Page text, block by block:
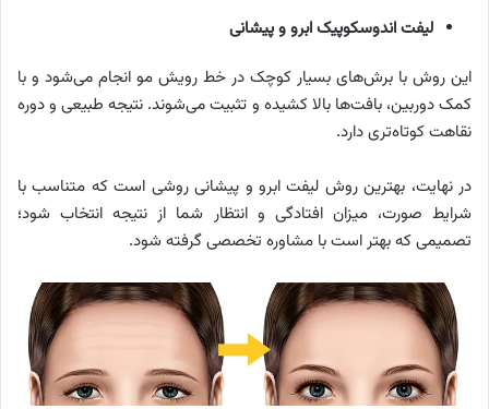
لیفت اندوسکوپیک ابرو و پیشانی
این روش با برش‌های بسیار کوچک در خط رویش مو انجام می‌شود و با
کمک دوربین، بافت‌ها بالا کشیده و تثبیت می‌شوند. نتیجه طبیعی و دوره
نقاهت کوتاه‌تری دارد.
در نهایت، بهترین روش لیفت ابرو و پیشانی روشی است که متناسب با
شرایط صورت، میزان افتادگی و انتظار شما از نتیجه انتخاب شود؛
تصمیمی که بهتر است با مشاوره تخصصی گرفته شود.